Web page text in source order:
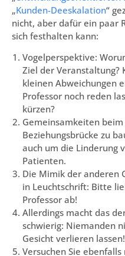
„Kunden-Deeskalation“
nicht, aber dafür ein paar
sich festhalten kann:
Vogelperspektive:
Ziel der Veranstaltung?
kleinen Abweichungen
Professor noch reden
kürzen?
Gemeinsamkeiten
Beziehungsbrücke zu
auch um die Linderung
Patienten.
Die Mimik der anderen
in Leuchtschrift: Bitte
Professor ab!
Allerdings macht das
schwierig: Niemanden
Gesicht verlieren lassen!
Versuchen Sie